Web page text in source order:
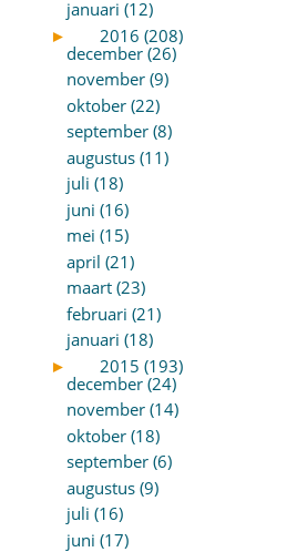
januari (12)
►
2016 (208)
december (26)
november (9)
oktober (22)
september (8)
augustus (11)
juli (18)
juni (16)
mei (15)
april (21)
maart (23)
februari (21)
januari (18)
►
2015 (193)
december (24)
november (14)
oktober (18)
september (6)
augustus (9)
juli (16)
juni (17)